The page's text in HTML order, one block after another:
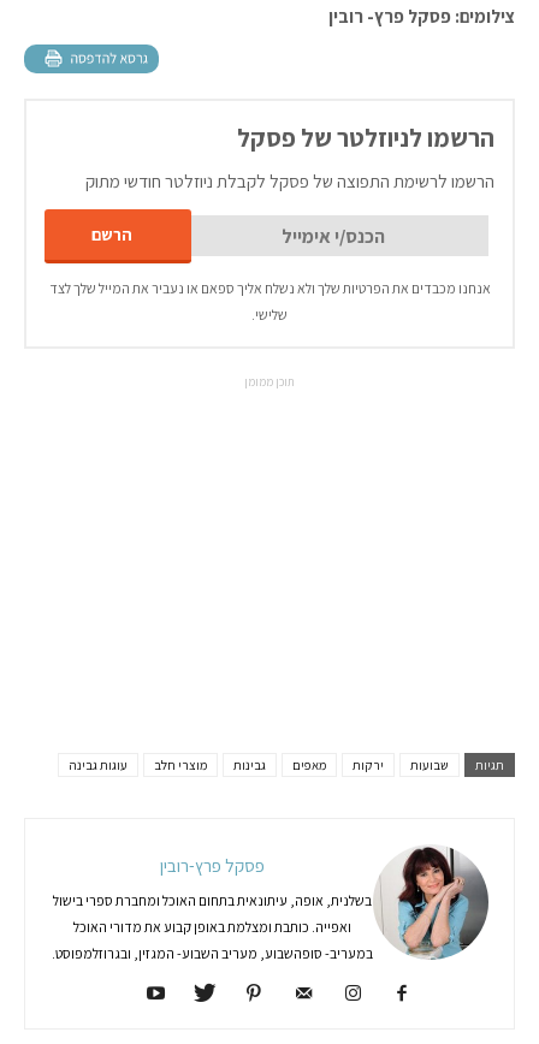
צילומים: פסקל פרץ- רובין
הרשמו לניוזלטר של פסקל
הרשמו לרשימת התפוצה של פסקל לקבלת ניוזלטר חודשי מתוק
אנחנו מכבדים את הפרטיות שלך ולא נשלח אליך ספאם או נעביר את המייל שלך לצד
שלישי.
תוכן ממומן
תגיות שבועות ירקות מאפים גבינות מוצרי חלב עוגות גבינה
פסקל פרץ-רובין
בשלנית, אופה, עיתונאית בתחום האוכל ומחברת ספרי בישול
ואפייה. כותבת ומצלמת באופן קבוע את מדורי האוכל
במעריב- סופהשבוע, מעריב השבוע- המגזין, ובגרוזלמפוסט.